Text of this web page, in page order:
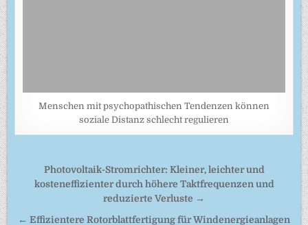
Menschen mit psychopathischen Tendenzen können
soziale Distanz schlecht regulieren
Beitragsnavigation
Photovoltaik-Stromrichter: Kleiner, leichter und
kosteneffizienter durch höhere Taktfrequenzen und
reduzierte Verluste →
← Effizientere Rotorblattfertigung für Windenergieanlagen